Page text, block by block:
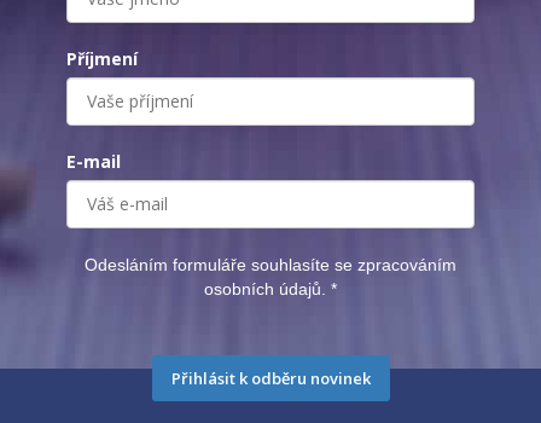
Příjmení
E-mail
Odesláním formuláře souhlasíte se zpracováním
osobních údajů. *
Přihlásit k odběru novinek